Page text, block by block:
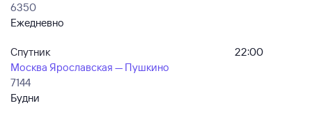
6350
Ежедневно
Спутник
Москва Ярославская — Пушкино
7144
Будни
22:00